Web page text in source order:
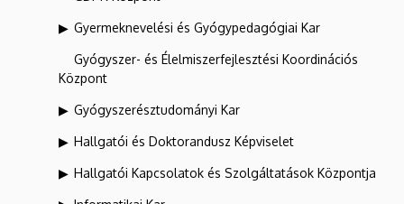
Gyermeknevelési és Gyógypedagógiai Kar
Gyógyszer- és Élelmiszerfejlesztési Koordinációs
Központ
Gyógyszerésztudományi Kar
Hallgatói és Doktorandusz Képviselet
Hallgatói Kapcsolatok és Szolgáltatások Központja